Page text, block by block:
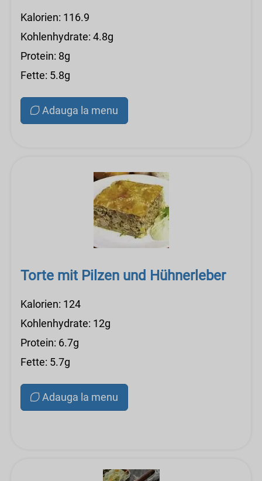
Kalorien: 116.9
Kohlenhydrate: 4.8g
Protein: 8g
Fette: 5.8g
Adauga la menu
Torte mit Pilzen und Hühnerleber
Kalorien: 124
Kohlenhydrate: 12g
Protein: 6.7g
Fette: 5.7g
Adauga la menu